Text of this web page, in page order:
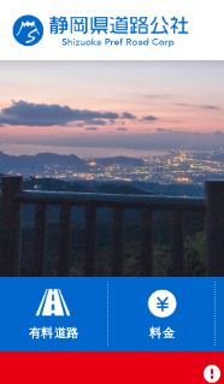
有料道路 料金